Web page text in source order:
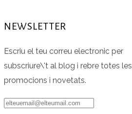
NEWSLETTER
Escriu el teu correu electronic per
subscriure\'t al blog i rebre totes les
promocions i novetats.
elteuemail@elteumail.com